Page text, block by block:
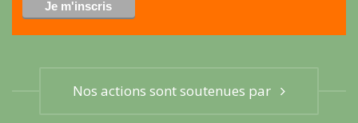
Nos actions sont soutenues par